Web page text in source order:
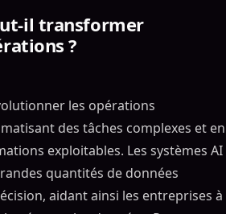
il transformer
?
les opérations
des tâches complexes et en
exploitables. Les systèmes AI
quantités de données
aidant ainsi les entreprises à